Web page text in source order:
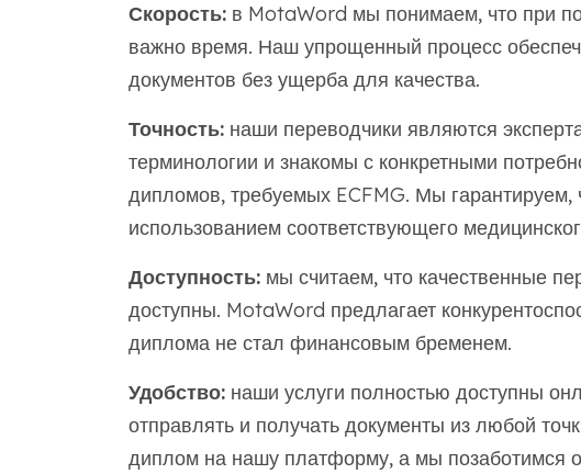
Скорость:в MotaWord мы понимаем, что при
важно время. Наш упрощенный процесс
документов без ущерба для качества.
Точность:наши переводчики являются
терминологии и знакомы с конкретными
дипломов, требуемых ECFMG. Мы
использованием соответствующего
Доступность:мы считаем, что качественные
доступны. MotaWord предлагает
диплома не стал финансовым бременем.
Удобство:наши услуги полностью доступны
отправлять и получать документы из любой
диплом на нашу платформу, а мы позаботимся